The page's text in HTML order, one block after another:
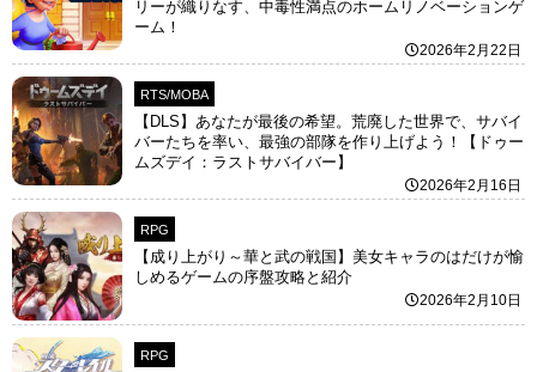
リーが織りなす、中毒性満点のホームリノベーションゲ
ーム！
2026年2月22日
RTS/MOBA
【DLS】あなたが最後の希望。荒廃した世界で、サバイ
バーたちを率い、最強の部隊を作り上げよう！【ドゥー
ムズデイ：ラストサバイバー】
2026年2月16日
RPG
【成り上がり～華と武の戦国】美女キャラのはだけが愉
しめるゲームの序盤攻略と紹介
2026年2月10日
RPG